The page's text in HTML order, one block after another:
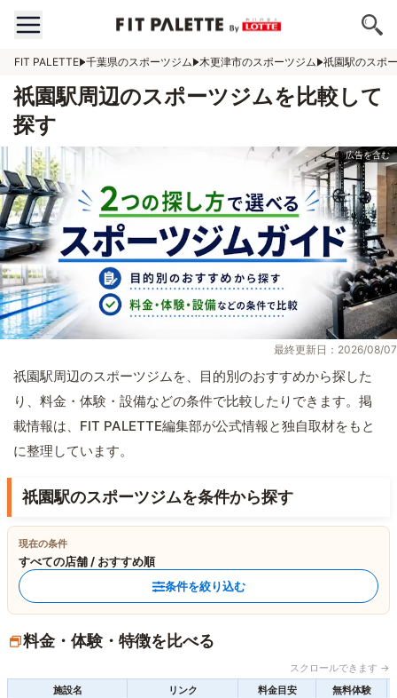
FIT PALETTE 千葉県のスポーツジム 木更津市のスポーツジム 祇園駅のスポ
祇園駅周辺のスポーツジムを比較して
探す
最終更新日：2026/08/07
祇園駅周辺のスポーツジムを、目的別のおすすめから探した
り、料金・体験・設備などの条件で比較したりできます。掲
載情報は、FIT PALETTE編集部が公式情報と独自取材をもと
に整理しています。
祇園駅のスポーツジムを条件から探す
現在の条件
すべての店舗 / おすすめ順
条件を絞り込む
料金・体験・特徴を比べる
スクロールできます →
施設名
リンク 料金目安 無料体験